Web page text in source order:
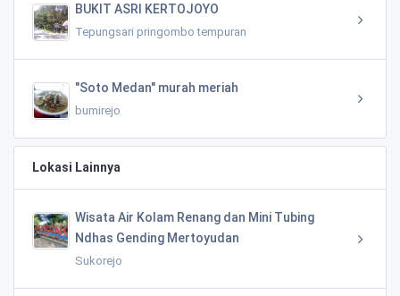
BUKIT ASRI KERTOJOYO
Tepungsari pringombo tempuran
"Soto Medan" murah meriah
bumirejo
Lokasi Lainnya
Wisata Air Kolam Renang dan Mini Tubing
Ndhas Gending Mertoyudan
Sukorejo